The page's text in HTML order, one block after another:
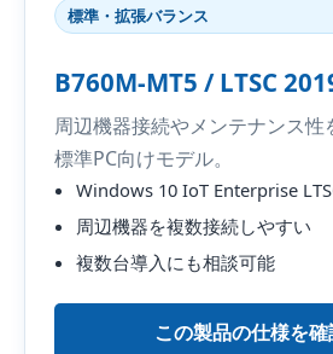
標準・拡張バランス
B760M-MT5 / LTSC
周辺機器接続やメンテナンス性
標準PC向けモデル。
Windows 10 IoT Enterprise
周辺機器を複数接続しやすい
複数台導入にも相談可能
この製品の仕様を